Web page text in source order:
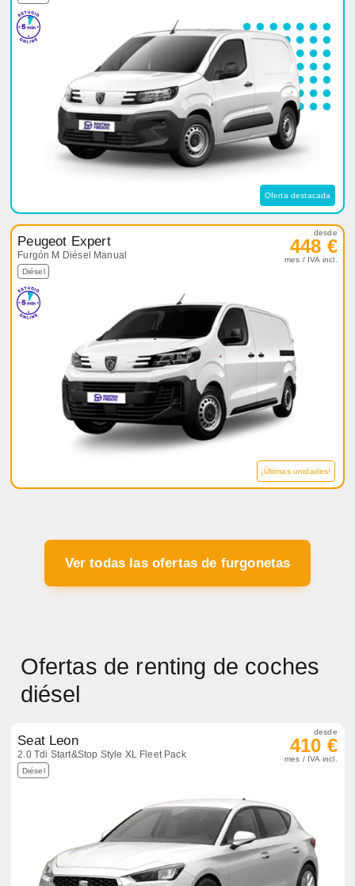
Oferta destacada
Peugeot Expert
Furgón M Diésel Manual
Diésel
desde
448 €
mes / IVA incl.
¡Últimas unidades!
Ver todas las ofertas de furgonetas
Ofertas de renting de coches
diésel
Seat Leon
2.0 Tdi Start&Stop Style XL Fleet Pack
Diésel
desde
410 €
mes / IVA incl.